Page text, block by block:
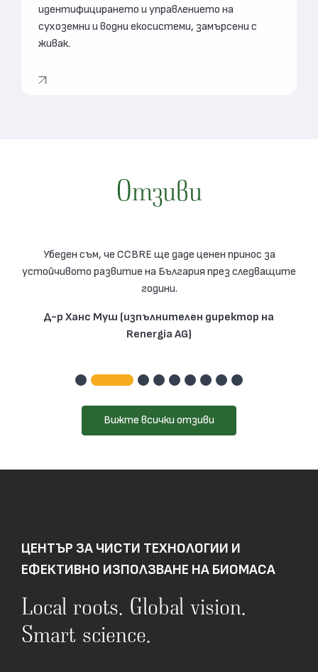
идентифицирането и управлението на
сухоземни и водни екосистеми, замърсени с
живак.
Отзиви
Убеден съм, че CCBRE ще даде ценен принос за
устойчивото развитие на България през следващите
години.
Д-р Ханс Муш (изпълнителен директор на
Renergia AG)
Вижте всички отзиви
ЦЕНТЪР ЗА ЧИСТИ ТЕХНОЛОГИИ И
ЕФЕКТИВНО ИЗПОЛЗВАНЕ НА БИОМАСА
Local roots. Global vision.
Smart science.